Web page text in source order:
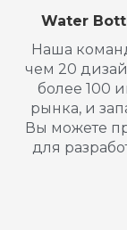
Water
Наша
чем 20
более 100
рынка, и
Вы можете
для